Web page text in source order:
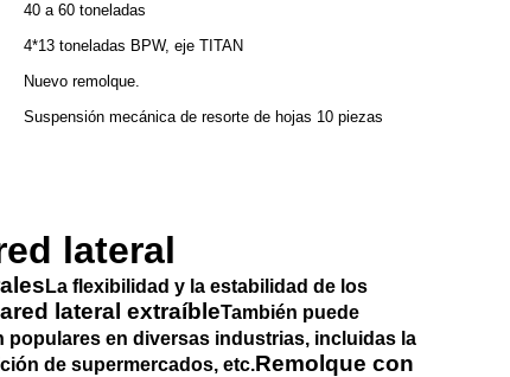
40 a 60 toneladas
4*13 toneladas BPW, eje TITAN
Nuevo remolque.
Suspensión mecánica de resorte de hojas 10 piezas
lateral
La flexibilidad y la estabilidad de los
lateral extraíbleTambién puede
populares en diversas industrias, incluidas la
de supermercados, etc.Remolque con